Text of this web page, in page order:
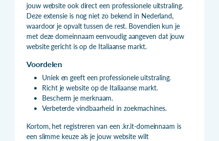
jouw website ook direct een professionele uitstraling.
Deze extensie is nog niet zo bekend in Nederland,
waardoor je opvalt tussen de rest. Bovendien kun je
met deze domeinnaam eenvoudig aangeven dat jouw
website gericht is op de Italiaanse markt.
Voordelen
Uniek en geeft een professionele uitstraling.
Richt je website op de Italiaanse markt.
Bescherm je merknaam.
Verbeterde vindbaarheid in zoekmachines.
Kortom, het registreren van een .kr.it-domeinnaam is
een slimme keuze als je jouw website wilt